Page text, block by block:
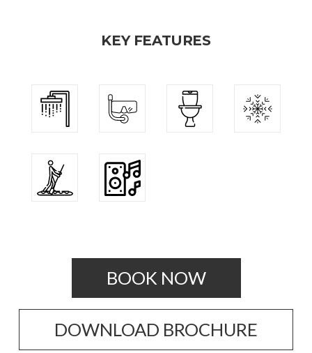
KEY FEATURES
BOOK NOW
DOWNLOAD BROCHURE